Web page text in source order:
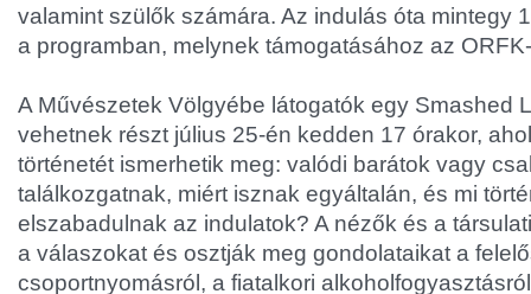
valamint szülők számára. Az indulás óta mintegy
a programban, melynek támogatásához az
A Művészetek Völgyébe látogatók egy Smashed
vehetnek részt július 25-én kedden 17 órakor,
történetét ismerhetik meg: valódi barátok vagy
találkozgatnak, miért isznak egyáltalán, és mi
elszabadulnak az indulatok? A nézők és a
a válaszokat és osztják meg gondolataikat a
csoportnyomásról, a fiatalkori